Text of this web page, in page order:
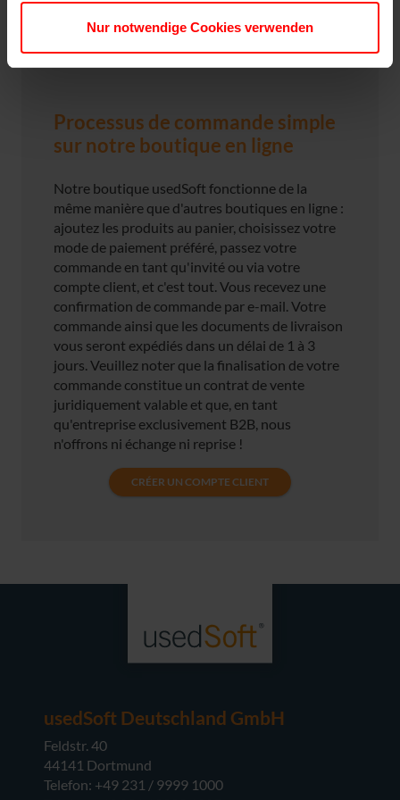
Nur notwendige Cookies verwenden
Processus de commande simple
sur notre boutique en ligne
Notre boutique usedSoft fonctionne de la
même manière que d'autres boutiques en ligne :
ajoutez les produits au panier, choisissez votre
mode de paiement préféré, passez votre
commande en tant qu'invité ou via votre
compte client, et c'est tout. Vous recevez une
confirmation de commande par e-mail. Votre
commande ainsi que les documents de livraison
vous seront expédiés dans un délai de 1 à 3
jours. Veuillez noter que la finalisation de votre
commande constitue un contrat de vente
juridiquement valable et que, en tant
qu'entreprise exclusivement B2B, nous
n'offrons ni échange ni reprise !
CRÉER UN COMPTE CLIENT
usedSoft Deutschland GmbH
Feldstr. 40
44141 Dortmund
Telefon: +49 231 / 9999 1000